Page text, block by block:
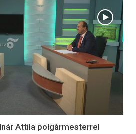
Attila polgármesterrel